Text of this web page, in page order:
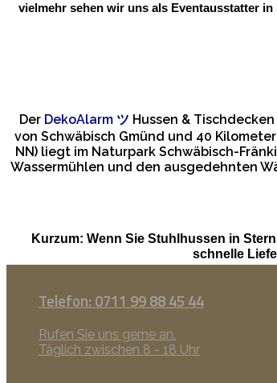
vielmehr sehen wir uns als Eventausstatter
Der DekoAlarm ツ Hussen &
von Schwäbisch Gmünd und 40
NN) liegt im Naturpark Schwäbisch-
Wassermühlen und den ausgedehnten
Kurzum: Wenn Sie Stuhlhussen in
schnelle
Telefon: 0711 99 88 45 44
Rufen Sie uns gerne an.
Täglich zwischen 8 - 18 Uhr